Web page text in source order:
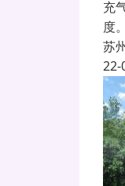
充
度
苏
22-